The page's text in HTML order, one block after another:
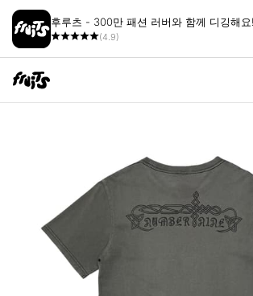
후루츠 - 300만 패션 러버와 함께 디깅해요!
(4.9)